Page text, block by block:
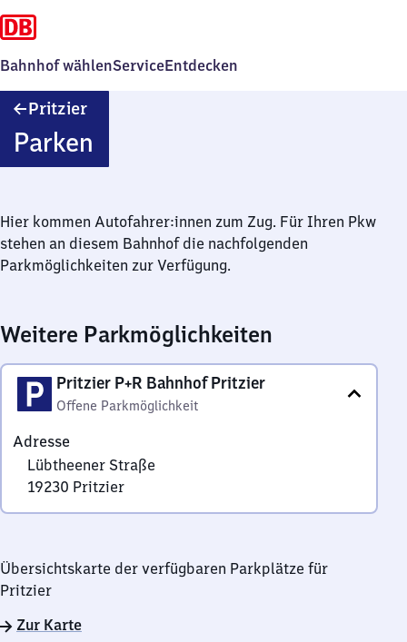
Bahnhof wählenServiceEntdecken
Pritzier
Parken
Hier kommen Autofahrer:innen zum Zug. Für Ihren Pkw
stehen an diesem Bahnhof die nachfolgenden
Parkmöglichkeiten zur Verfügung.
Weitere Parkmöglichkeiten
Pritzier P+R Bahnhof Pritzier
Offene Parkmöglichkeit
Adresse
Lübtheener Straße
19230 Pritzier
Lübtheener
9
2
Übersichtskarte der verfügbaren Parkplätze für
Pritzier
Zur Karte